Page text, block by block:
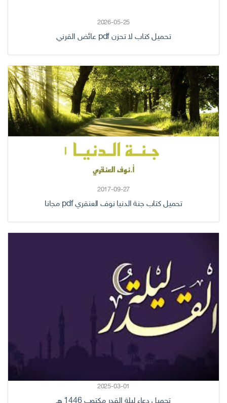
2026-05-25
تحميل كتاب لا تحزن pdf عائض القرني
2017-09-27
تحميل كتاب جنة الدنيا نوف العنقري pdf مجانا
2025-03-01